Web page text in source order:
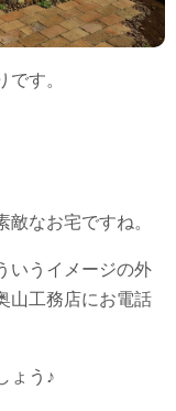
す。
なお宅ですね。
いうイメージの外
山工務店にお電話
ょう♪